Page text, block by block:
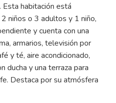
habitación está
niños o 3 adultos y 1 niño,
y cuenta con una
armarios, televisión por
y té, aire acondicionado,
ducha y una terraza para
Destaca por su atmósfera